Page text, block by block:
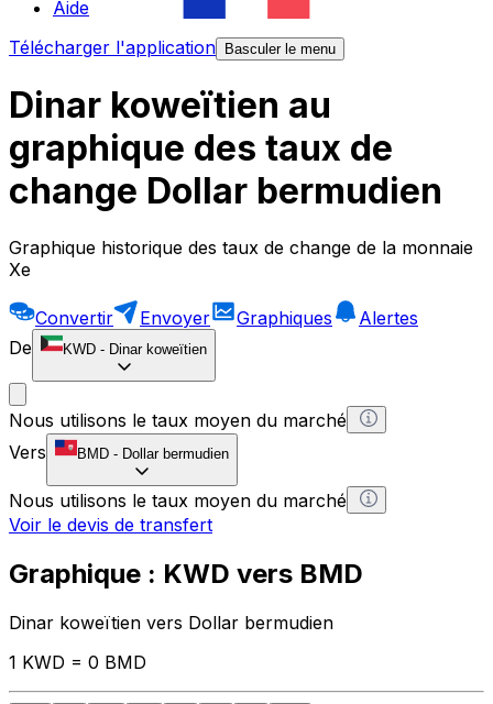
Aide
Télécharger l'application
Basculer le menu
Dinar koweïtien au
graphique des taux de
change Dollar bermudien
Graphique historique des taux de change de la monnaie
Xe
Convertir Envoyer Graphiques
Alertes
De
KWD - Dinar koweïtien
Nous utilisons le taux moyen du marché
Vers
BMD - Dollar bermudien
Nous utilisons le taux moyen du marché
Voir le devis de transfert
Graphique : KWD vers BMD
Dinar koweïtien vers Dollar bermudien
1 KWD = 0 BMD